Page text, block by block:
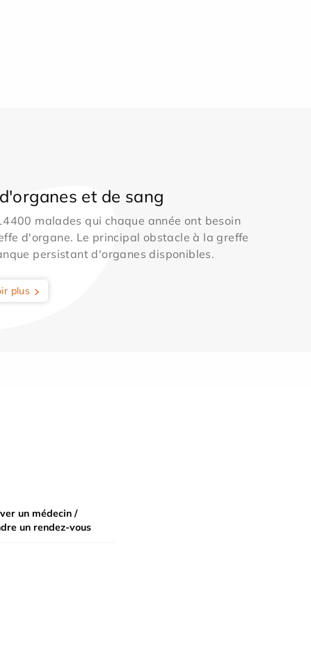
et de sang
malades qui chaque année ont besoin
d'organe. Le principal obstacle à la greffe
persistant d'organes disponibles.
plus
un médecin /
un rendez-vous